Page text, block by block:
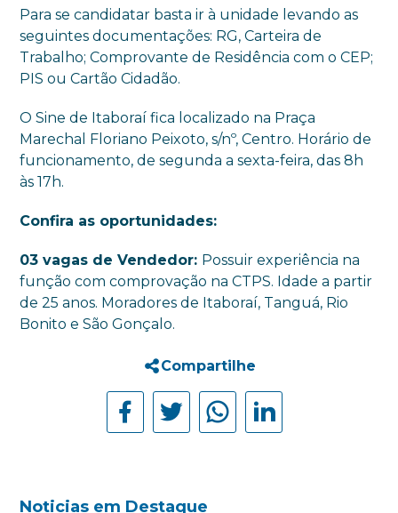
Para se candidatar basta ir à unidade levando as
seguintes documentações: RG, Carteira de
Trabalho; Comprovante de Residência com o CEP;
PIS ou Cartão Cidadão.
O Sine de Itaboraí fica localizado na Praça
Marechal Floriano Peixoto, s/nº, Centro. Horário de
funcionamento, de segunda a sexta-feira, das 8h
às 17h.
Confira as oportunidades:
03 vagas de Vendedor: Possuir experiência na
função com comprovação na CTPS. Idade a partir
de 25 anos. Moradores de Itaboraí, Tanguá, Rio
Bonito e São Gonçalo.
Compartilhe
Noticias em Destaque